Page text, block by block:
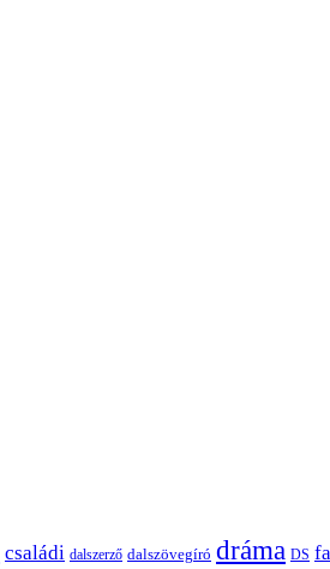
családi dalszerző dalszövegíró dráma DS